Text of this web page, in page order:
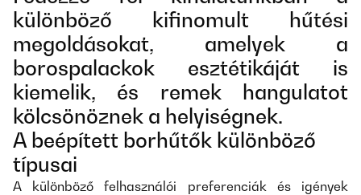
különböző kifinomult hűtési
megoldásokat, amelyek a
borospalackok esztétikáját is
kiemelik, és remek hangulatot
kölcsönöznek a helyiségnek.
A beépített borhűtők különböző
típusai
A különböző felhasználói preferenciák és igények